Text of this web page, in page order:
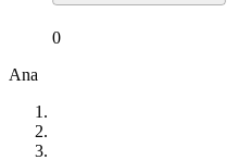
0
Ana